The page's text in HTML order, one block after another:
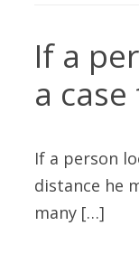
If a
a
If a person
distance he
many […]